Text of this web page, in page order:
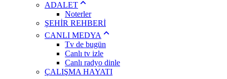
ADALET
Noterler
ŞEHİR REHBERİ
CANLI MEDYA
Tv de bugün
Canlı tv izle
Canlı radyo dinle
ÇALIŞMA HAYATI